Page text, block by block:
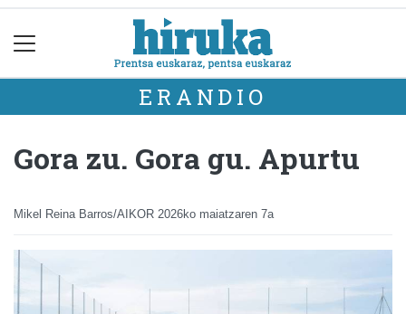
ERANDIO
Gora zu. Gora gu. Apurtu
Mikel Reina Barros/AIKOR 2026ko maiatzaren 7a